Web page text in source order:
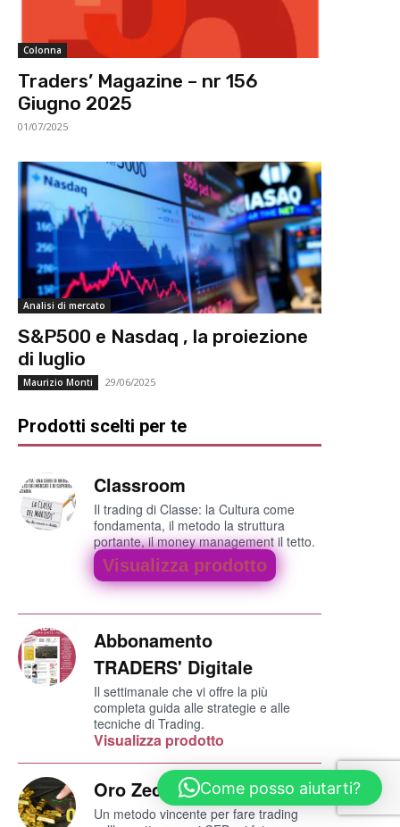
Colonna
Traders’ Magazine – nr 156
Giugno 2025
01/07/2025
Analisi di mercato
S&P500 e Nasdaq , la proiezione
di luglio
Maurizio Monti 29/06/2025
Prodotti scelti per te
Classroom
Il trading di Classe: la Cultura come
fondamenta, il metodo la struttura
portante, il money management il tetto.
Visualizza prodotto
Abbonamento
TRADERS' Digitale
Il settimanale che vi offre la più
completa guida alle strategie e alle
tecniche di Trading.
Visualizza prodotto
Oro Zecchino
Un metodo vincente per fare trading
Come posso aiutarti?